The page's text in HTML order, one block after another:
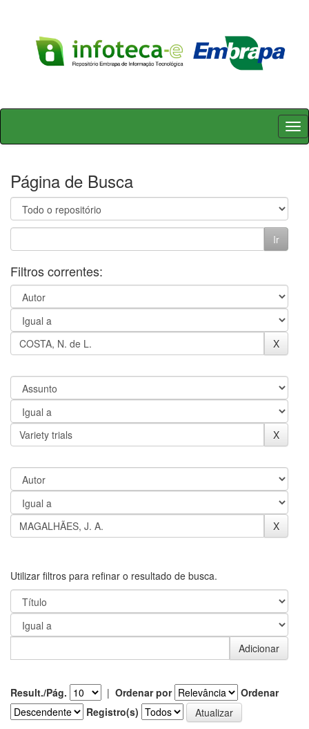
Skip
Página de Busca
Filtros correntes:
Utilizar filtros para refinar o resultado de busca.
Result./Pág. | Ordenar por
Ordenar
Registro(s)